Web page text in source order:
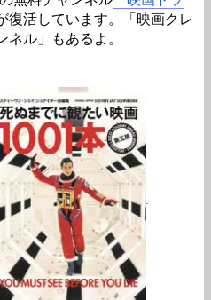
復活しています。「映画クレ
ル」もあるよ。